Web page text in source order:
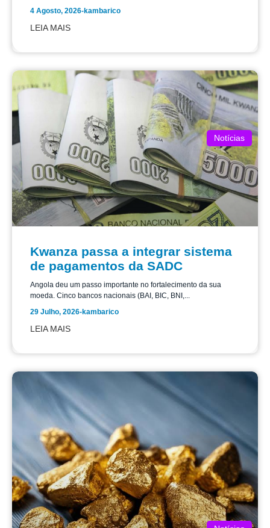
4 Agosto, 2026-kambarico
LEIA MAIS
Notícias
Kwanza passa a integrar sistema
de pagamentos da SADC
Angola deu um passo importante no fortalecimento da sua
moeda. Cinco bancos nacionais (BAI, BIC, BNI,...
29 Julho, 2026-kambarico
LEIA MAIS